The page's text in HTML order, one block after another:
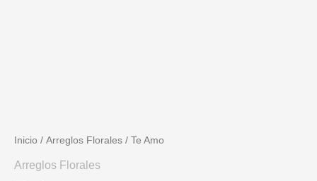
Inicio / Arreglos Florales / Te Amo
Arreglos Florales